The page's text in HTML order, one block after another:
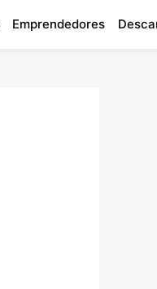
Emprendedores